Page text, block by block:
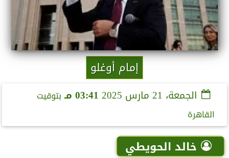
إمام أوغلو
الجمعة، 21 مارس 2025 03:41 مـ
بتوقيت
القاهرة
خالد الحويطي